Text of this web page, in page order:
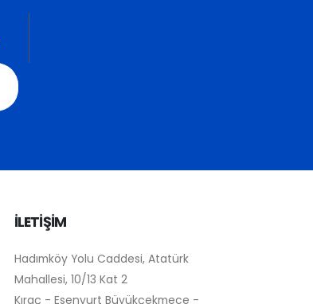
İLETİŞİM
Hadımköy Yolu Caddesi, Atatürk
Mahallesi, 10/13 Kat 2
Kıraç - Esenyurt Büyükçekmece -